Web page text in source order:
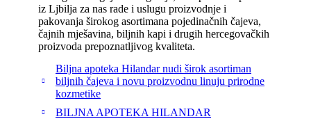
iz Ljbilja za nas rade i uslugu proizvodnje i
pakovanja širokog asortimana pojedinačnih čajeva,
čajnih mješavina, biljnih kapi i drugih hercegovačkih
proizvoda prepoznatljivog kvaliteta.
Biljna apoteka Hilandar nudi širok asortiman
biljnih čajeva i novu proizvodnu linuju prirodne
kozmetike
BILJNA APOTEKA HILANDAR